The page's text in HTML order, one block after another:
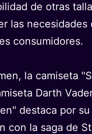
de otras
las necesidades
consumidores.
la camiseta
Darth
destaca por su
con la saga de